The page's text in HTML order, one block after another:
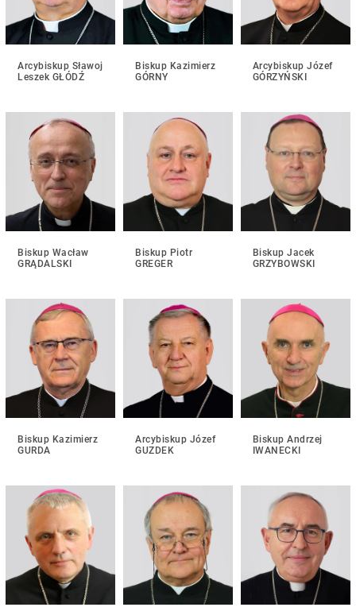
Arcybiskup Sławoj
Leszek GŁÓDŹ
Biskup Kazimierz
GÓRNY
Arcybiskup Józef
GÓRZYŃSKI
Biskup Wacław
GRĄDALSKI
Biskup Piotr
GREGER
Biskup Jacek
GRZYBOWSKI
Biskup Kazimierz
GURDA
Arcybiskup Józef
GUZDEK
Biskup Andrzej
IWANECKI